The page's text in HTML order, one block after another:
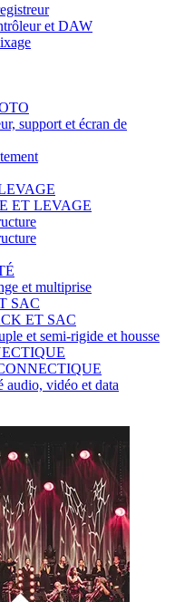
et DAW
support et écran de
ET LEVAGE
et multiprise
SAC
ET SAC
et semi-rigide et housse
audio, vidéo et data